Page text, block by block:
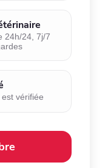
24h/24, 7j/7
est vérifiée